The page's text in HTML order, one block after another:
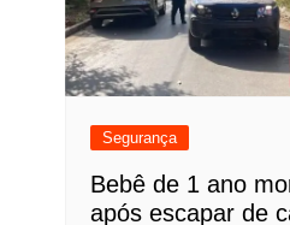
Segurança
Bebê de 1 ano
após escapar de